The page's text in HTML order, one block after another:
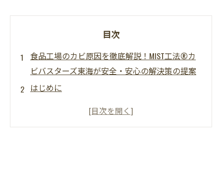
目次
食品工場のカビ原因を徹底解説！MIST工法®カ
ビバスターズ東海が安全・安心の解決策の提案
はじめに
食品工場におけるカビの発生メカニズム